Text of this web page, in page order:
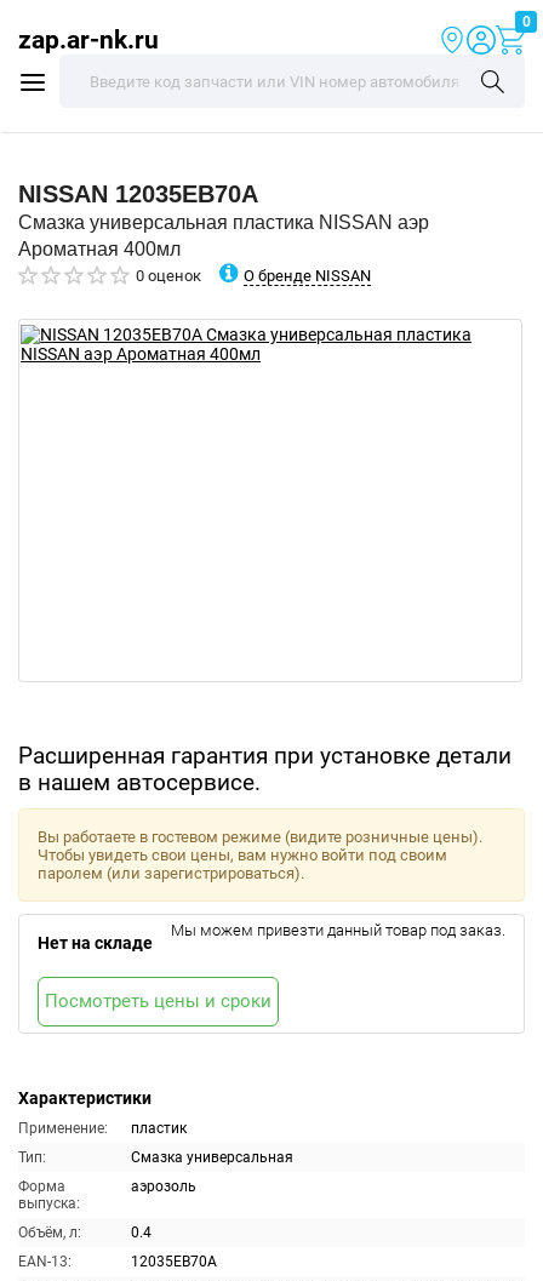
zap.ar-nk.ru
0
NISSAN 12035EB70A
Смазка универсальная пластика NISSAN аэр
Ароматная 400мл
0 оценок О бренде NISSAN
Расширенная гарантия при установке детали
в нашем автосервисе.
Характеристики
Применение:
пластик
Тип:
Смазка универсальная
Форма
выпуска:
аэрозоль
Объём, л:
0.4
EAN-13:
12035EB70A
Вы работаете в гостевом режиме (видите розничные цены).
Чтобы увидеть свои цены, вам нужно войти под своим
паролем (или зарегистрироваться).
Нет на складе
Мы можем привезти данный товар под заказ.
Посмотреть цены и сроки